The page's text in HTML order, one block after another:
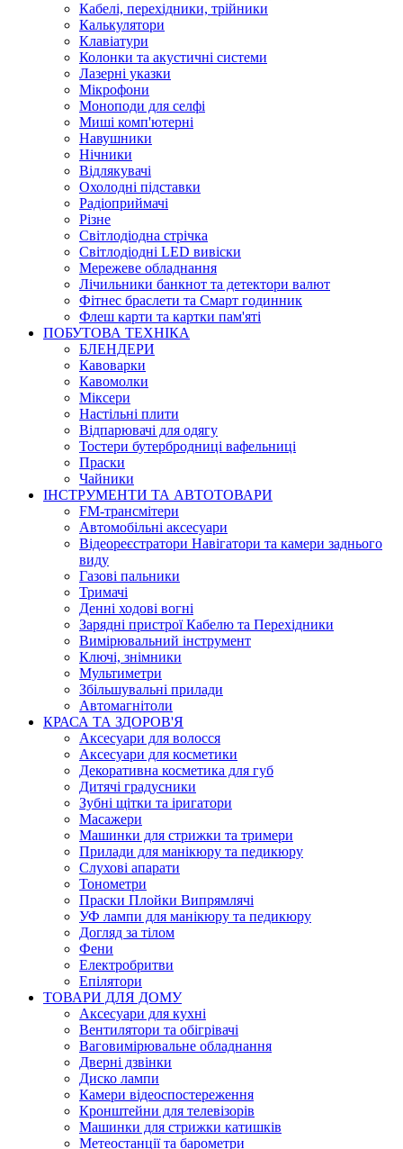
Кабелі, перехідники, трійники
Калькулятори
Клавіатури
Колонки та акустичні системи
Лазерні указки
Мікрофони
Моноподи для селфі
Миші комп'ютерні
Навушники
Нічники
Відлякувачі
Охолодні підставки
Радіоприймачі
Різне
Світлодіодна стрічка
Світлодіодні LED вивіски
Мережеве обладнання
Лічильники банкнот та детектори валют
Фітнес браслети та Смарт годинник
Флеш карти та картки пам'яті
ПОБУТОВА ТЕХНІКА
БЛЕНДЕРИ
Кавоварки
Кавомолки
Міксери
Настільні плити
Відпарювачі для одягу
Тостери бутербродниці вафельниці
Праски
Чайники
ІНСТРУМЕНТИ ТА АВТОТОВАРИ
FM-трансмітери
Автомобільні аксесуари
Відеореєстратори Навігатори та камери заднього
виду
Газові пальники
Тримачі
Денні ходові вогні
Зарядні пристрої Кабелю та Перехідники
Вимірювальний інструмент
Ключі, знімники
Мультиметри
Збільшувальні прилади
Автомагнітоли
КРАСА ТА ЗДОРОВ'Я
Аксесуари для волосся
Аксесуари для косметики
Декоративна косметика для губ
Дитячі градусники
Зубні щітки та іригатори
Масажери
Машинки для стрижки та тримери
Прилади для манікюру та педикюру
Слухові апарати
Тонометри
Праски Плойки Випрямлячі
УФ лампи для манікюру та педикюру
Догляд за тілом
Фени
Електробритви
Епілятори
ТОВАРИ ДЛЯ ДОМУ
Аксесуари для кухні
Вентилятори та обігрівачі
Ваговимірювальне обладнання
Дверні дзвінки
Диско лампи
Камери відеоспостереження
Кронштейни для телевізорів
Машинки для стрижки катишків
Метеостанції та барометри